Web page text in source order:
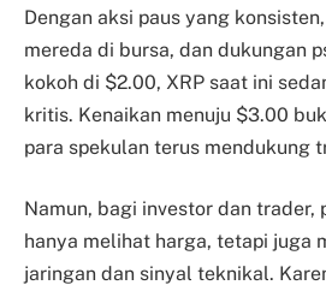
Dengan aksi paus yang
mereda di bursa, dan dukungan
kokoh di $2.00, XRP saat ini
kritis. Kenaikan menuju $3.00
para spekulan terus mendukung
Namun, bagi investor dan
hanya melihat harga, tetapi juga
jaringan dan sinyal teknikal.